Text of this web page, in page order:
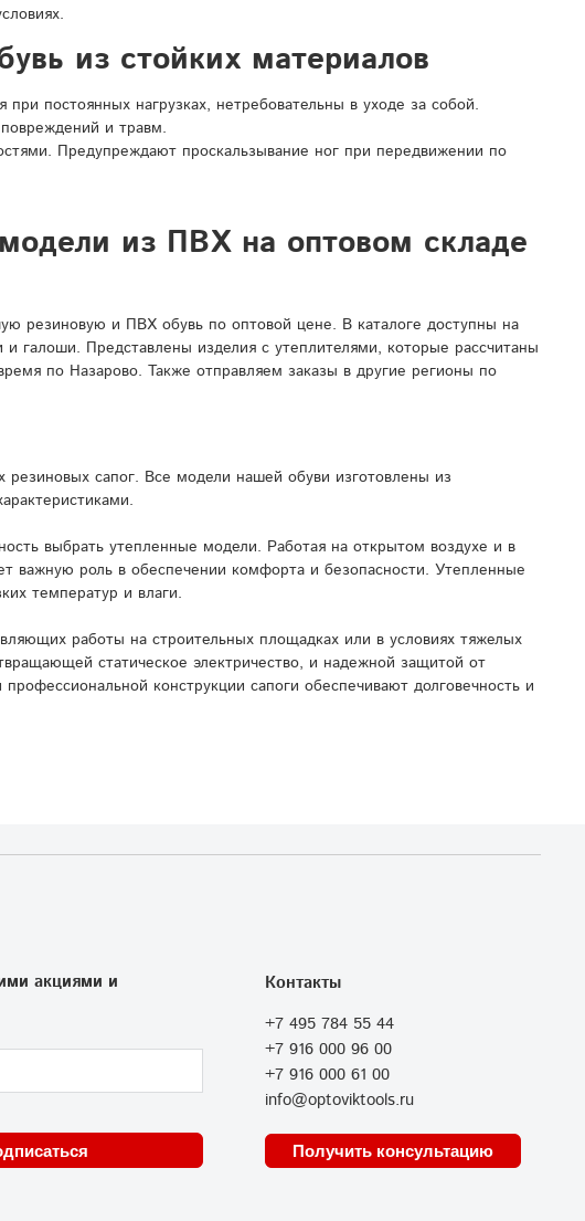
из стойких материалов
постоянных нагрузках, нетребовательны в уходе за собой.
и травм.
Предупреждают проскальзывание ног при передвижении по
из ПВХ на оптовом складе
резиновую и ПВХ обувь по оптовой цене. В каталоге доступны на
галоши. Представлены изделия с утеплителями, которые рассчитаны
по Назарово. Также отправляем заказы в другие регионы по
сапог. Все модели нашей обуви изготовлены из
выбрать утепленные модели. Работая на открытом воздухе и в
важную роль в обеспечении комфорта и безопасности. Утепленные
температур и влаги.
работы на строительных площадках или в условиях тяжелых
статическое электричество, и надежной защитой от
конструкции сапоги обеспечивают долговечность и
Контакты
+7 495 784 55 44
+7 916 000 96 00
+7 916 000 61 00
info@optoviktools.ru
Получить консультацию
акциями и